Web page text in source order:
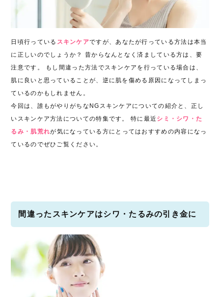
日頃行っている スキンケアですが、あなたが行っている方法は本当
に正しいのでしょうか？ 昔からなんとなく済ましている方は、要
注意です。 もし間違った方法でスキンケアを行っている場合は、
肌に良いと思っていることが、逆に肌を傷める原因になってしまっ
ているのかもしれません。
今回は、誰もがやりがちなNGスキンケアについての紹介と、正し
いスキンケア方法についての特集です。 特に最近 シミ・シワ・た
るみ・肌荒れが気になっている方にとってはおすすめの内容になっ
ているのでぜひご覧ください。
間違ったスキンケアはシワ・たるみの引き金に